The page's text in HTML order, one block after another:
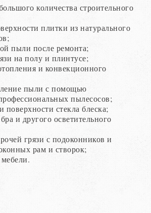
количества строительного
плитки из натурального
пыли после ремонта;
на полу и плинтусе;
и конвекционного
пыли с помощью
пылесосов;
поверхности стекла блеска;
и другого осветительного
грязи с подоконников и
рам и створок;